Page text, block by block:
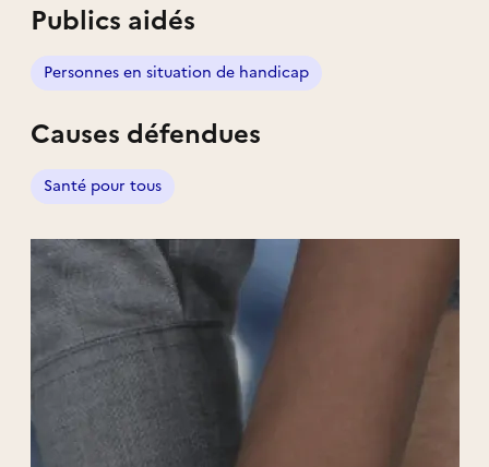
afin de leur permettre d’épanouir leur
personnalité et de favoriser leur insertion
dans le respect des valeurs civiques et
Elle accueille et prend en charge :
des enfants, adolescents et jeunes majeurs
en difficulté relevant de la protection de
l’enfance ou de l’enfance délinquante. Ces
jeunes lui sont confiés ou orientés par les
services sociaux du département ou par les
juges pour enfants.
des enfants handicapés, déficients
intellectuels, enfants ayant des troubles
envahissant du développement et enfants
polyhandicapés.
Publics aidés
Personnes en situation de handicap
Causes défendues
Santé pour tous